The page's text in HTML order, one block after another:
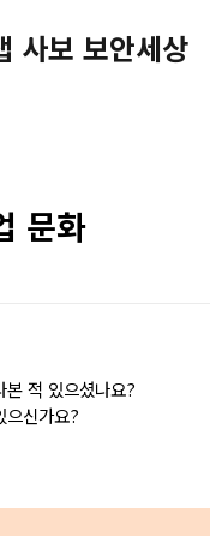
사보 보안세상
문화
본 적 있으셨나요?
으신가요?